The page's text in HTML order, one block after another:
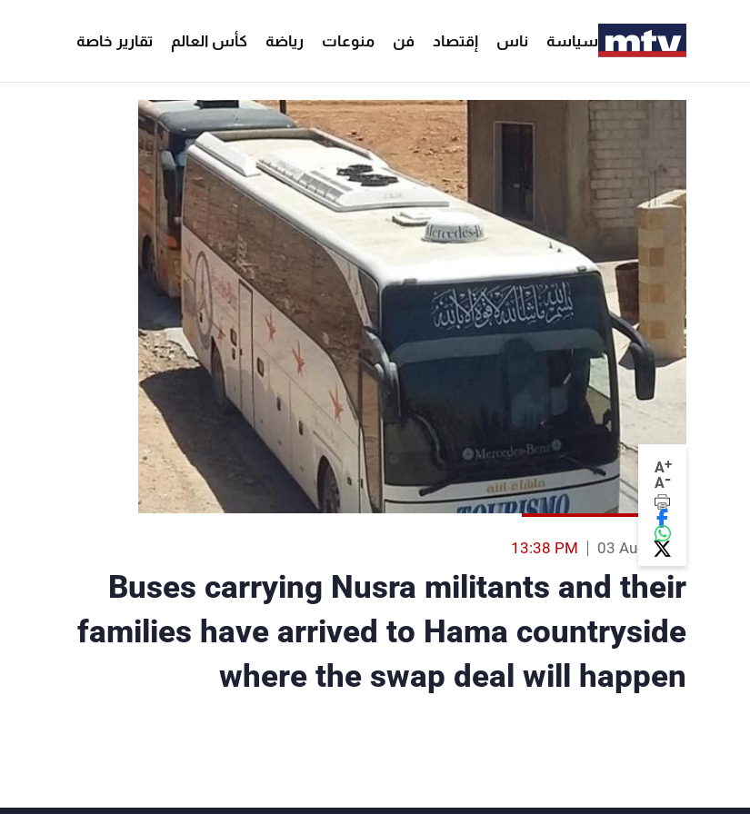
سياسة ناس إقتصاد فن منوعات رياضة كأس العالم تقارير خاصة
A+
A-
03 Aug 2017
13:38 PM
Buses carrying Nusra militants and their
families have arrived to Hama countryside
where the swap deal will happen